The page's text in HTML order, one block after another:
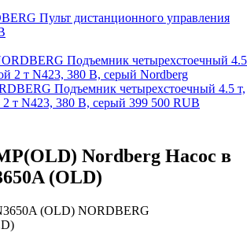
Пульт дистанционного управления
Подъемник четырехстоечный 4.5 т,
2 т N423, 380 В, серый 399 500 RUB
Nordberg Насос в
(OLD)
(OLD) NORDBERG